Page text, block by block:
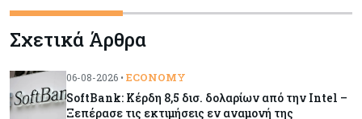
Κύπρος 06-08-2026
Πιάνει δουλειά ο Κυπριακός Οργανισμός
Ανάπτυξης Επιχειρήσεων – Διορίστηκε το δ.σ.,
Κόσμος 06-08-2026
Σχετικά Άρθρα
06-08-2026 • ECONOMY
SoftBank: Κέρδη 8,5 δισ. δολαρίων από την Intel –
Ξεπέρασε τις εκτιμήσεις εν αναμονή της